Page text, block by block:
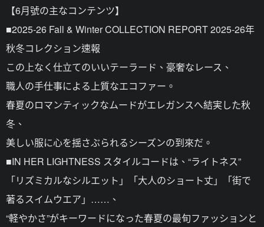
【6月號の主なコンテンツ】
■2025‐26 Fall & Winter COLLECTION REPORT 2025-26年
秋冬コレクション速報
この上なく仕立てのいいテーラード、豪奢なレース、
職人の手仕事による上質なエコファー。
春夏のロマンティックなムードがエレガンスへ結実した秋
冬、
美しい服に心を揺さぶられるシーズンの到來だ。
■IN HER LIGHTNESS スタイルコードは、“ライトネス”
「リズミカルなシルエット」「大人のショート丈」「街で
著るスイムウエア」……、
“軽やかさ”がキーワードになった春夏の最旬ファッションと